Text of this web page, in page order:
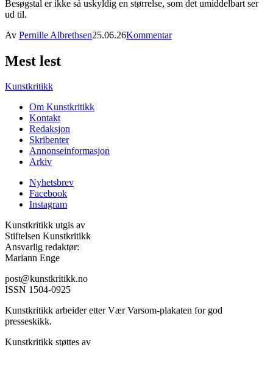
Besøgstal er ikke så uskyldig en størrelse, som det umiddelbart ser
ud til.
Av Pernille Albrethsen25.06.26Kommentar
Mest lest
Kunstkritikk
Om Kunstkritikk
Kontakt
Redaksjon
Skribenter
Annonseinformasjon
Arkiv
Nyhetsbrev
Facebook
Instagram
Kunstkritikk utgis av
Stiftelsen Kunstkritikk
Ansvarlig redaktør:
Mariann Enge
post@kunstkritikk.no
ISSN 1504-0925
Kunstkritikk arbeider etter Vær Varsom-plakaten for god
presseskikk.
Kunstkritikk støttes av